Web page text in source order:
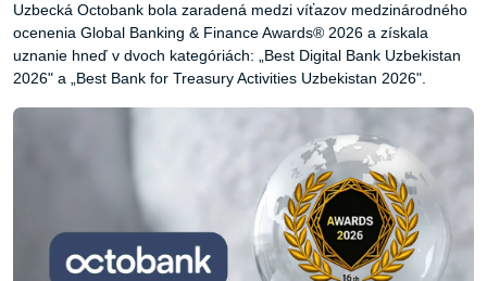
Uzbecká Octobank bola zaradená medzi víťazov medzinárodného
ocenenia Global Banking & Finance Awards® 2026 a získala
uznanie hneď v dvoch kategóriách: „Best Digital Bank Uzbekistan
2026" a „Best Bank for Treasury Activities Uzbekistan 2026".